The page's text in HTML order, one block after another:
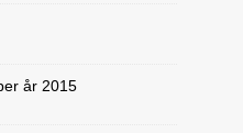
år 2015